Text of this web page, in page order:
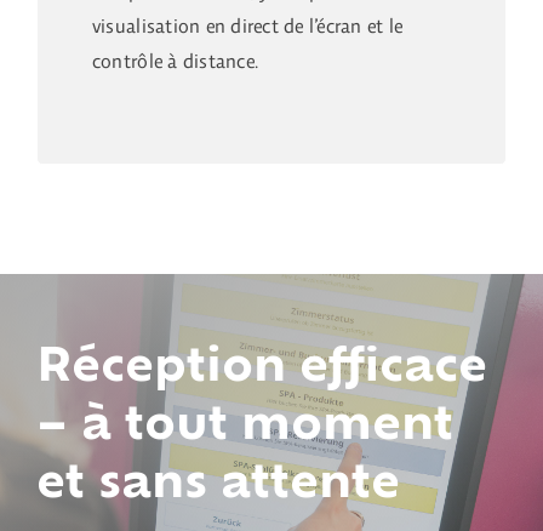
visualisation en direct de l’écran et le
contrôle à distance.
Réception efficace
– à tout moment
et sans attente